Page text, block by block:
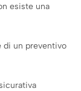
esiste una
di un preventivo